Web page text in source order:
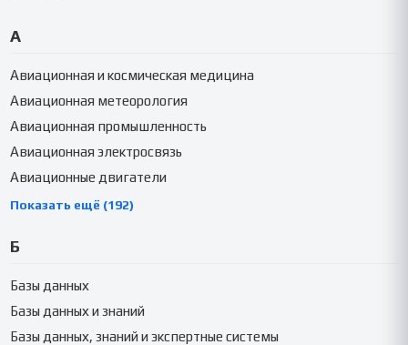
А
Авиационная и космическая медицина
Авиационная метеорология
Авиационная промышленность
Авиационная электросвязь
Авиационные двигатели
Показать ещё (192)
Б
Базы данных
Базы данных и знаний
Базы данных, знаний и экспертные системы